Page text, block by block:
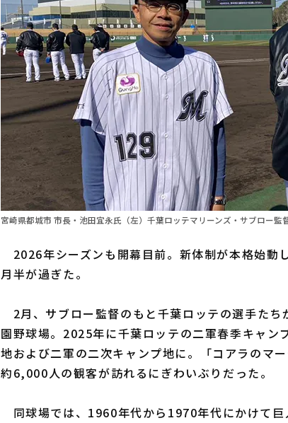
宮崎県都城市 市長・池田宜永氏（左）千葉ロッテマリーンズ・サブロー監
2026年シーズンも開幕目前。新体制が本格始動
月半が過ぎた。
2月、サブロー監督のもと千葉ロッテの選手たち
園野球場。2025年に千葉ロッテの二軍春季キャン
地および二軍の二次キャンプ地に。「コアラのマ
約6,000人の観客が訪れるにぎわいぶりだった。
同球場では、1960年代から1970年代にかけて